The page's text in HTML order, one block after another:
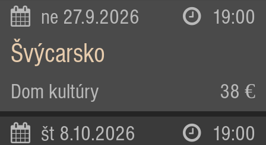
ne 27.9.2026 19:00
Švýcarsko
Dom kultúry 38 €
št 8.10.2026 19:00